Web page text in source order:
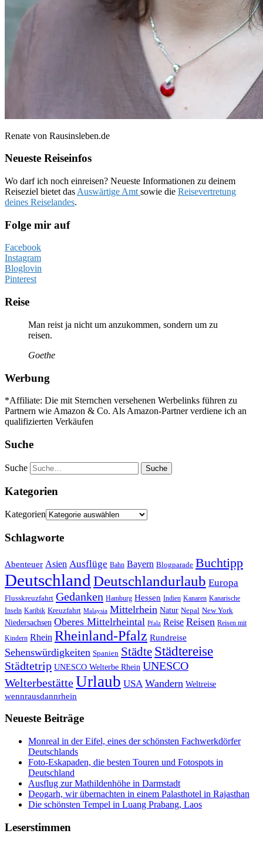
Renate von Rausinsleben.de
Neueste Reiseinfos
Wo darf ich noch einreisen? Neueste Informationen zu deinem
Reiseziel bietet das Auswärtige Amt sowie die Reisevertretung
deines Reiselandes.
Folge mir auf
Facebook
Instagram
Bloglovin
Pinterest
Reise
Man reist ja nicht um anzukommen, sondern um zu
reisen.
Goethe
Werbung
*Affiliate: Die mit Sternchen versehenen Werbelinks führen zu
Partnern wie Amazon & Co. Als Amazon-Partner verdiene ich an
qualifizierten Verkäufen
Suche
Suche
Kategorien
Kategorien
Schlagworte
Abenteuer Asien Ausflüge Bahn Bayern Blogparade Buchtipp
Deutschland Deutschlandurlaub Europa
Flusskreuzfahrt Gedanken Hamburg Hessen Indien Kanaren Kanarische
Inseln Karibik Kreuzfahrt Malaysia Mittelrhein Natur Nepal New York
Niedersachsen Oberes Mittelrheintal Pfalz Reise Reisen Reisen mit
Kindern Rhein Rheinland-Pfalz Rundreise
Sehenswürdigkeiten Spanien Städte Städtereise
Städtetrip UNESCO Welterbe Rhein UNESCO
WelterbestätteUrlaub USA Wandern Weltreise
wennrausdannrhein
Neueste Beiträge
Monreal in der Eifel, eines der schönsten Fachwerkdörfer
Deutschlands
Foto-Eskapaden, die besten Touren und Fotospots in
Deutschland
Ausflug zur Mathildenhöhe in Darmstadt
Deogarh, wir übernachten in einem Palasthotel in Rajasthan
Die schönsten Tempel in Luang Prabang, Laos
Leserstimmen